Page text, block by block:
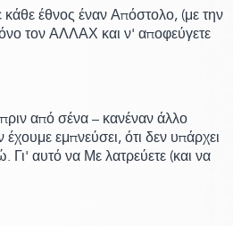
κάθε έθνος έναν Απόστολο,(με την
τον ΑΛΛΑΧ και ν' αποφεύγετε
από σένα – κανέναν άλλο
εμπνεύσει, ότι δεν υπάρχει
Γι' αυτό να Με λατρεύετε(και να